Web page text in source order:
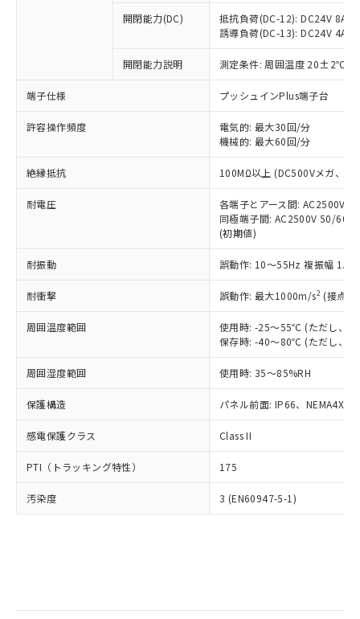
開閉能力(DC)
抵抗負荷(DC-12): DC24V 8A/
誘導負荷(DC-13): DC24V 4A/
開閉能力説明 測定条件: 周囲温度 20±2℃、
端子仕様 プッシュインPlus端子台
許容操作頻度
電気的: 最大30回/分
機械的: 最大60回/分
絶縁抵抗 100MΩ以上 (DC500Vメガ、点
耐電圧
各端子とアース間: AC2500V
同極端子間: AC2500V 50/
(初期値)
耐振動 誤動作: 10～55Hz 複振幅
耐衝撃 誤動作: 最大1000m/s2 (接点
周囲温度範囲
使用時: -25～55℃ (ただし、氷
保存時: -40～80℃ (ただし、氷
周囲湿度範囲 使用時: 35～85%RH
保護構造 パネル前面: IP66、NEMA4X,
感電保護クラス Class II
PTI（トラッキング特性） 175
汚染度 3 (EN60947-5-1)
ことをご了承ください。
在庫状況および標準価格照会結果は、
記載している更新日時点での社内デー
タに基づき作成されるものであり、閲
覧された時点での実際の在庫および標
準価格とは異なる場合があることをご
正式な納期状況および標準価格はお客
様のお取引先、またはお客様担当のオ
ムロン制御機器販売店・当社販売員に
オムロン制御機器販売店や当社販売拠
販売ネットワーク
」をご確認
在庫状況および標準価格結果を当社の
事前の承諾なく第三者に漏洩または開
示しないようお願いします。
マイパーツ機能（部品リスト作成サー
ビス）をご利用いただくには、I-Web
メンバーズにご登録されている必要が
お客様が当ウェブサイト上で当社にご
登録された部品リストについて、当社
および当社の共同利用者が、当社の製
品・サービスに関するお客様との取
引・商談に必要な範囲で利用すること
※当社の共同利用者とは、"個人情報
の「1.共同利
用者の範囲」に記載されている法人を
いたものが、含有品と判明した場合などや
むを得ず変更することがあります。
*EU RoHS指令（10物質）：
鉛(Pb) 1000ppm以下、 水銀(Hg) 1000ppm以下、 カド
六価クロム(Cr(Ⅵ)) 1000ppm以下、ポリ臭化ビフェニル
類(PBB) 1000ppm以下、ポリ臭化ジフェニルエーテル類
(PBDE) 1000ppm以下、フタル酸ビス(2-エチルヘキシ
ル) (DEHP)(別名：DOP) 1000ppm以下、フタル酸ブチ
ルベンジル（BBP） 1000ppm以下、フタル酸ジブチル
（DBP） 1000ppm以下、フタル酸ジイソブチル
(DIBP) 1000ppm以下
但し、RoHS指令で産業用監視および制御機器に対する
フタル酸エステル類の４物質については閾値を超える意
図的な使用がないことを確認しています。
部品在庫の切り替え状況などにより、予定
月が前後することがあります。
※3 非含有証明書ダウンロード
下記の非含有証明書をダウンロードするこ
とができます。
EU RoHS指令（10物質）の非含有証明書
51物質の非含有証明書（当社基準）
※本証明書は発行日時点で非含有を証明す
るもので、過去に遡って非含有を証明する
基準値を超えていることを示します。
「－」：未確認です。当社販売部門へお問
ム) : 100ppm、
Cr(Ⅵ)(六価クロム) : 1000ppm、 PBBs(ポリ臭化ビフェ
ニル類) : 1000ppm、 PBDEs(ポリ臭化ジフェニルエーテ
ル類) : 1000ppm、
DBP(フタル酸ジブチル) : 1000ppm、 DIBP(フタル酸ジ
イソブチル) : 1000ppm、 BBP(フタル酸ブチルベンジ
ル) : 1000ppm、
DEHP(フタル酸ビス(2-エチルヘキシル)) : 1000ppm
「ｅ」：有害物質（10物質）のすべてが基
準値以下であることを示します。
「10」：通常の使用状況下において有害物
質が外部に漏えいし、環境に深刻な影響を
及ぼさない年数を意味します。
「－」：未確認です。当社販売部門へお問
い合わせください。
当社は、これら貴社製品のうち、外国
為替および外国貿易法に定める商品
（以下｢規制貨物等」という）を輸出
または国外への提供する場合は、日本
国政府の輸出許可(または役務取引許
可)を取得するなどの必要な手続きを
当社は規制貨物を破棄する場合は、完
全に破砕するなど、違法に輸出されな
いよう必要な手段を講じます。
当社は貴社製品を、核兵器、ミサイ
ル、化学兵器、生物兵器またはその他
武器並びにこれらの製造装置等に一切
当社は、貴社製品を第三者に販売する
場合は、上記1、2および3の内容を当
該第三者に通知します。また当社は、
販売先および販売に係わる関係者が違
法に輸出するおそれがある場合は、取
り引きをいたしません。
キャンセル
説明
○ 一定数以上の在庫あり
一定数には満たないが在庫あり
在庫なし(最新の在庫状況につ
いては、お客様のお取引先、ま
たはお客様担当のオムロン制御
機器販売店・当社販売員にご確
白
受注生産機種、また在庫状況の
情報を公開していない機種